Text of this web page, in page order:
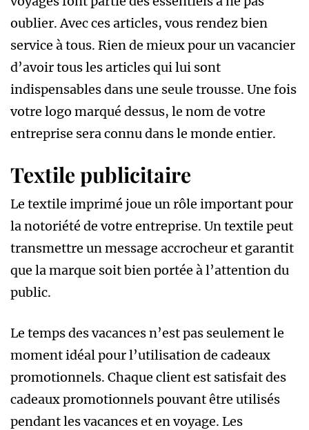
oublier. Avec ces articles, vous rendez bien
service à tous. Rien de mieux pour un vacancier
d’avoir tous les articles qui lui sont
indispensables dans une seule trousse. Une fois
votre logo marqué dessus, le nom de votre
entreprise sera connu dans le monde entier.
Textile publicitaire
Le textile imprimé joue un rôle important pour
la notoriété de votre entreprise. Un textile peut
transmettre un message accrocheur et garantit
que la marque soit bien portée à l’attention du
public.
Le temps des vacances n’est pas seulement le
moment idéal pour l’utilisation de cadeaux
promotionnels. Chaque client est satisfait des
cadeaux promotionnels pouvant être utilisés
pendant les vacances et en voyage. Les